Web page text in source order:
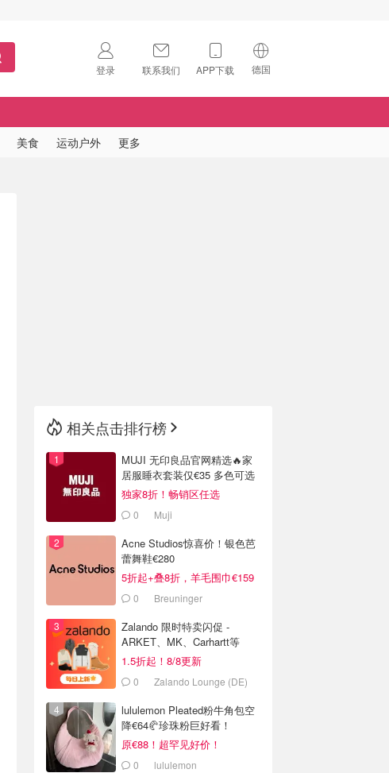
登录 联系我们 APP下载 德国
🇺🇸
美食 运动户外 更多
相关点击排行榜
MUJI 无印良品官网精选🔥家
居服睡衣套装仅€35 多色可选
独家8折！畅销区任选
0 Muji
Acne Studios惊喜价！银色芭
蕾舞鞋€280
5折起+叠8折，羊毛围巾€159
0 Breuninger
Zalando 限时特卖闪促 -
ARKET、MK、Carhartt等
1.5折起！8/8更新
0 Zalando Lounge (DE)
lululemon Pleated粉牛角包空
降€64🥐珍珠粉巨好看！
原€88！超罕见好价！
0 lululemon